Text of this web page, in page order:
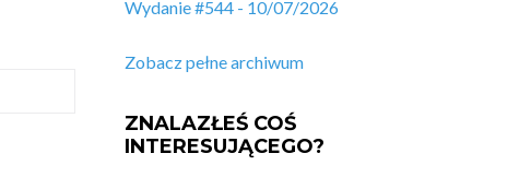
Wydanie #544 - 10/07/2026
Zobacz pełne archiwum
ZNALAZŁEŚ COŚ
INTERESUJĄCEGO?